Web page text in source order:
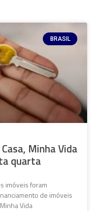
BRASIL
Minha Vida
quarta
imóveis foram
de imóveis
Vida